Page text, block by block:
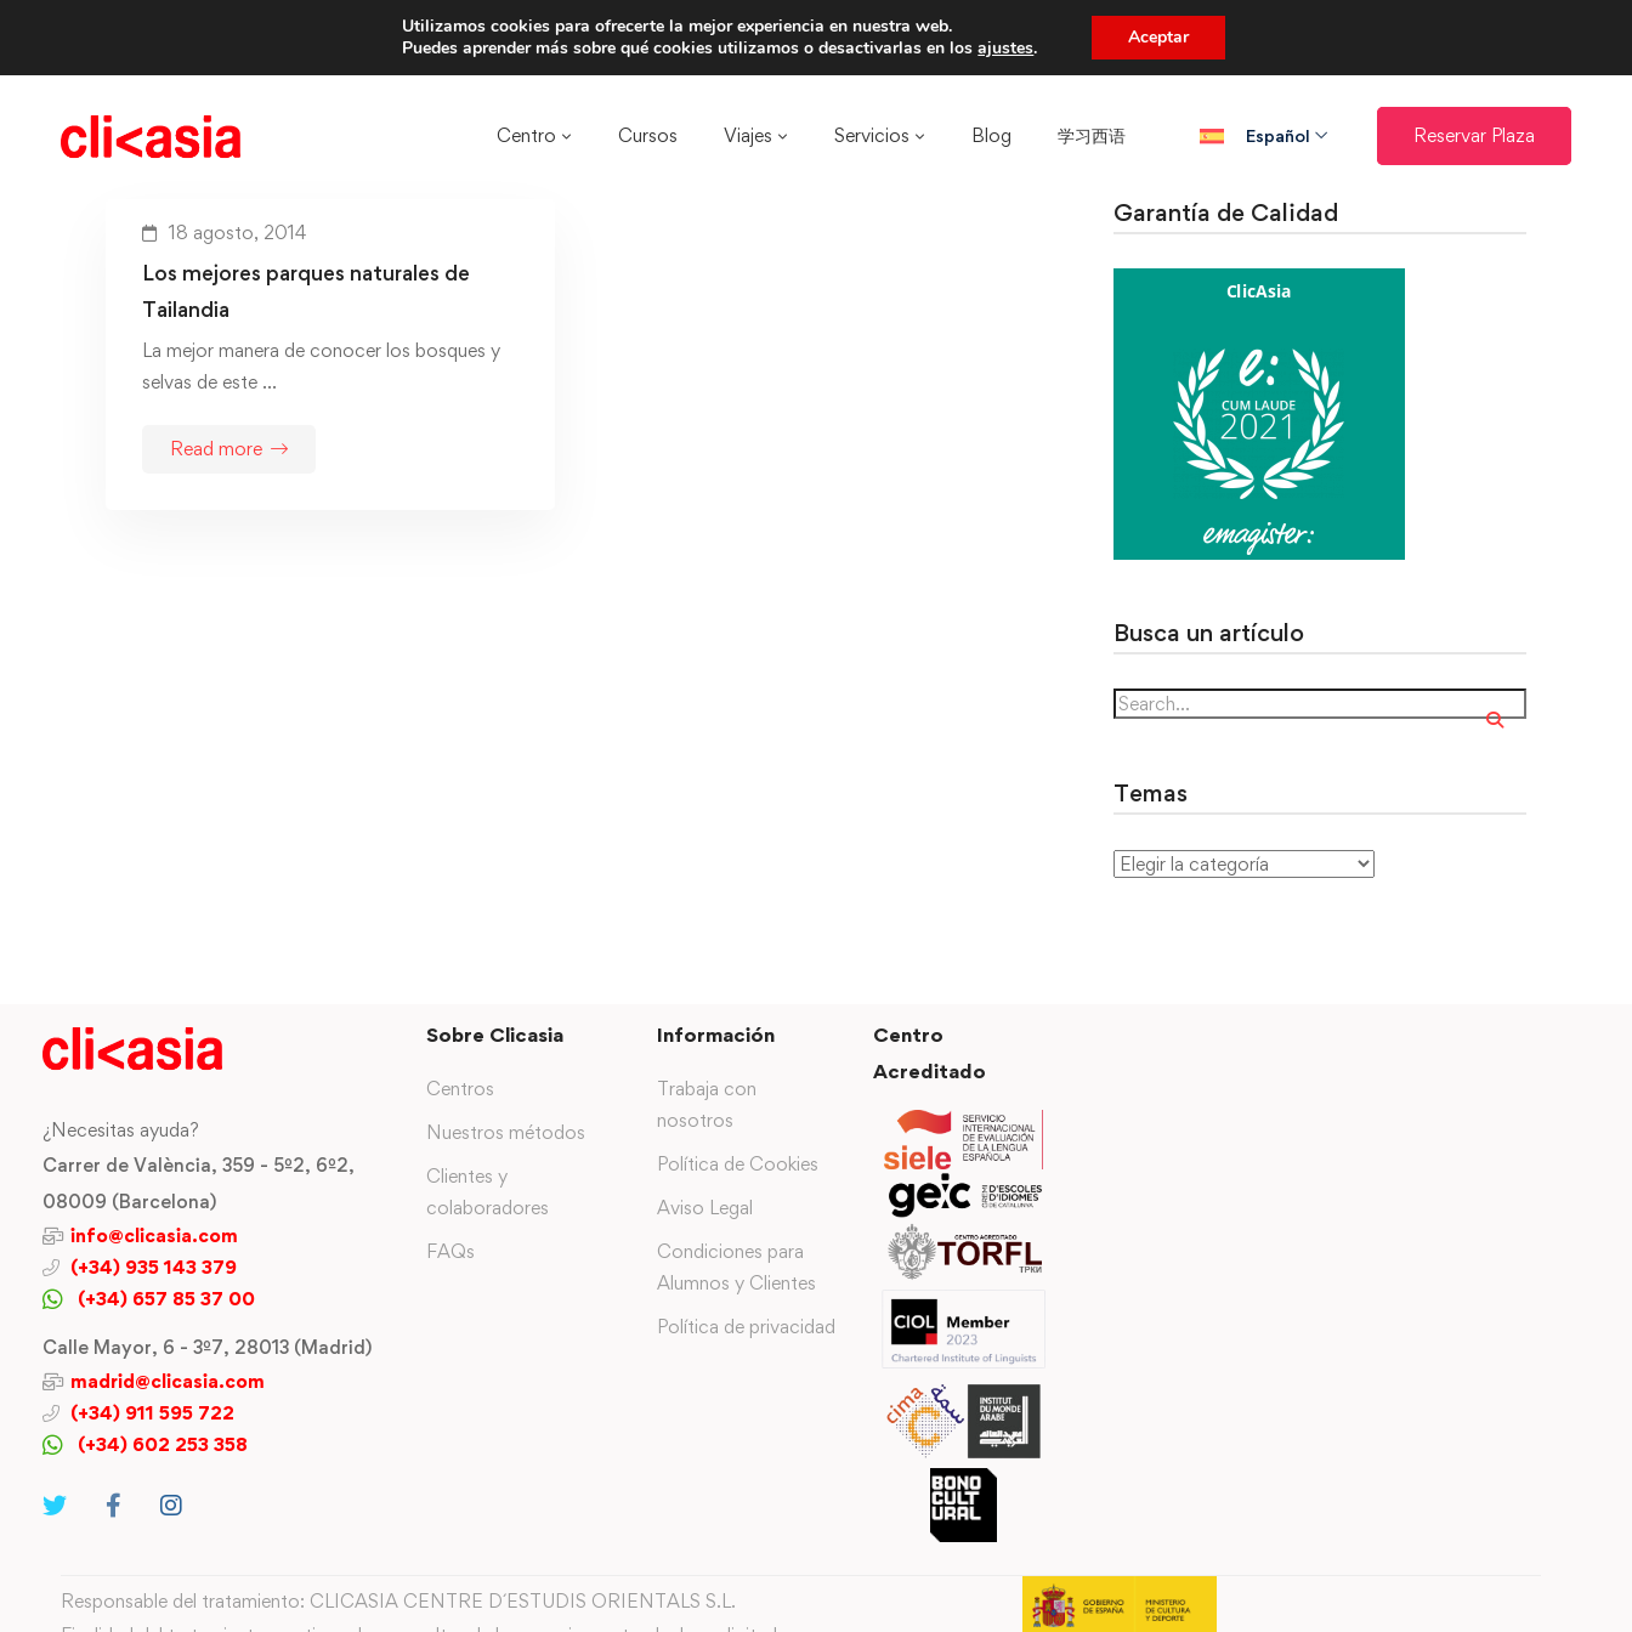
Trae a un amigo y llevaos un total de 75€ de descuento.
Centro Cursos Viajes Servicios Blog 学习西语​ Español Reservar Plaza
18 agosto, 2014
Los mejores parques naturales de
Tailandia
La mejor manera de conocer los bosques y
selvas de este …
Read more
Garantía de Calidad
Busca un artículo
Temas
¿Necesitas ayuda?
Carrer de València, 359 - 5º2, 6º2,
08009 (Barcelona)
info@clicasia.com
(+34) 935 143 379
(+34) 657 85 37 00
Calle Mayor, 6 - 3º7, 28013 (Madrid)
madrid@clicasia.com
(+34) 911 595 722
(+34) 602 253 358
Sobre Clicasia
Centros
Nuestros métodos
Clientes y
colaboradores
FAQs
Información
Trabaja con
nosotros
Política de Cookies
Aviso Legal
Condiciones para
Alumnos y Clientes
Política de privacidad
Centro
Acreditado
Responsable del tratamiento: CLICASIA CENTRE D´ESTUDIS ORIENTALS S.L.
Utilizamos cookies para ofrecerte la mejor experiencia en nuestra web.
Puedes aprender más sobre qué cookies utilizamos o desactivarlas en losajustes. Aceptar